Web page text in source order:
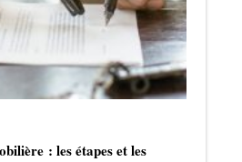
: les étapes et les